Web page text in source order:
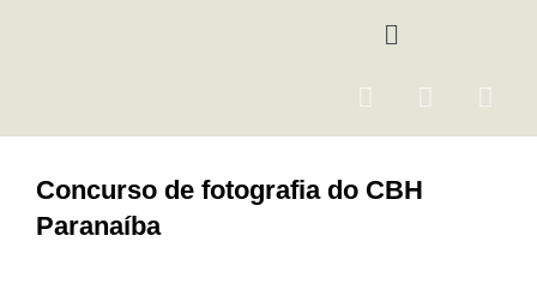
Menu
F
e
b
I
Y
Concurso de fotografia do CBH
Paranaíba